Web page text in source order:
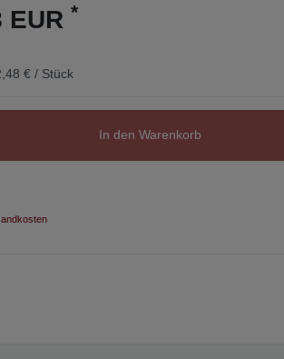
EUR *
€ / Stück
In den Warenkorb